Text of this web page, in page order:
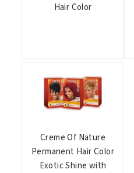
Hair Color
Creme Of Nature
Permanent Hair Color
Exotic Shine with